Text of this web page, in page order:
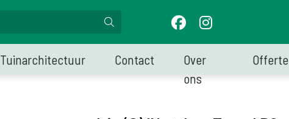
Tuinarchitectuur Contact
Over
ons
Offerte